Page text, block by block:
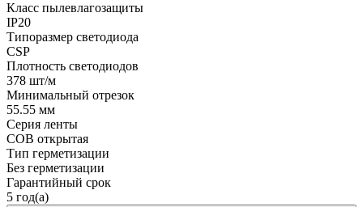
Класс пылевлагозащиты
IP20
Типоразмер светодиода
CSP
Плотность светодиодов
378 шт/м
Минимальный отрезок
55.55 мм
Серия ленты
COB открытая
Тип герметизации
Без герметизации
Гарантийный срок
5 год(а)